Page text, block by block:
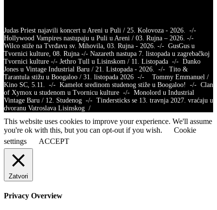
Judas Priest najavili koncert u Areni u Puli / 25. Kolovoza - 2026. -/-
Hollywood Vampires nastupaju u Puli u Areni / 03. Rujna – 2026. -/-
Wilco stiže na Tvrđavu sv. Mihovila, 03. Rujna - 2026. -/- GusGus u
Tvornici kulture, 08. Rujna -/- Nazareth nastupa 7. listopada u zagrebačkoj
Tvornici kulture -/- Jethro Tull u Lisinskom / 11. Listopada -/- Danko
Jones u Vintage Industrial Baru / 21. Listopada - 2026. -/- Tito &
Tarantula stižu u Boogaloo / 31. listopada 2026 -/- Tommy Emmanuel /
Kino SC, 5.11. -/- Kamelot sredinom studenog stiže u Boogaloo! -/- Clan
of Xymox u studenom u Tvornicu kulture -/- Monolord u Industrial
Vintage Baru / 12. Studenog -/- Tindersticks se 13. travnja 2027. vraćaju u
dvoranu Vatroslava Lisinskog /
This website uses cookies to improve your experience. We'll assume
you're ok with this, but you can opt-out if you wish.
Cookie
settings
ACCEPT
Zatvori
Privacy Overview